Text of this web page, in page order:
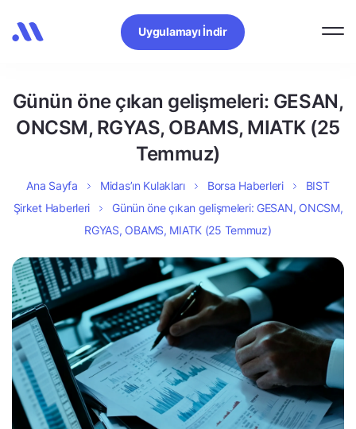
Uygulamayı İndir
Günün öne çıkan gelişmeleri: GESAN,
ONCSM, RGYAS, OBAMS, MIATK (25
Temmuz)
Ana Sayfa Midas’ın Kulakları Borsa Haberleri
BIST
Şirket Haberleri
Günün öne çıkan gelişmeleri: GESAN, ONCSM,
RGYAS, OBAMS, MIATK (25 Temmuz)